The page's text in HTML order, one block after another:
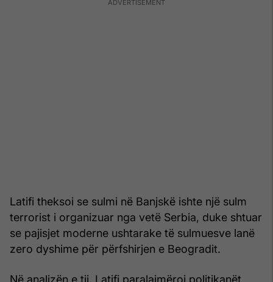
Latifi theksoi se sulmi në Banjskë ishte një sulm
terrorist i organizuar nga vetë Serbia, duke shtuar
se pajisjet moderne ushtarake të sulmuesve lanë
zero dyshime për përfshirjen e Beogradit.
Në analizën e tij, Latifi paralajmëroi politikanët